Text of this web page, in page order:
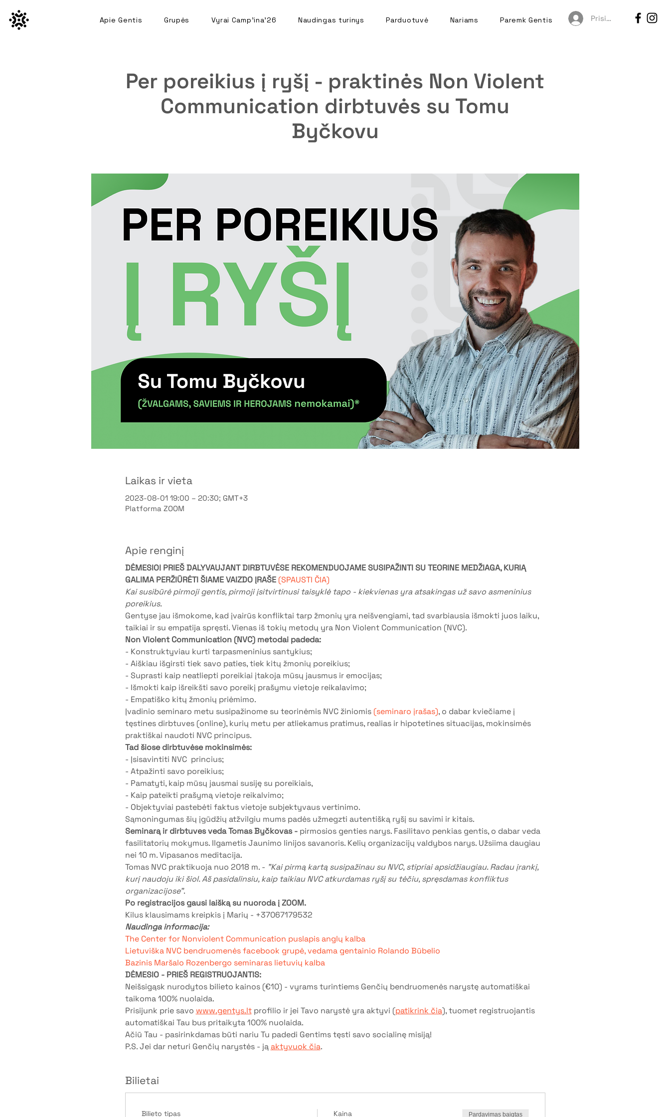
Prisijungti
Apie Gentis Grupės Vyrai Camp'ina'26 Naudingas turinys Parduotuvė Nariams Paremk Gentis
Per poreikius į ryšį - praktinės Non Violent
Communication dirbtuvės su Tomu
Byčkovu
Laikas ir vieta
2023-08-01 19:00 – 20:30; GMT+3
Platforma ZOOM
Apie renginį
DĖMESIO! PRIEŠ DALYVAUJANT DIRBTUVĖSE REKOMENDUOJAME SUSIPAŽINTI SU TEORINE MEDŽIAGA, KURIĄ
GALIMA PERŽIŪRĖTI ŠIAME VAIZDO ĮRAŠE (SPAUSTI ČIA)
Kai susibūrė pirmoji gentis, pirmoji įsitvirtinusi taisyklė tapo - kiekvienas yra atsakingas už savo asmeninius
poreikius.
Gentyse jau išmokome, kad įvairūs konfliktai tarp žmonių yra neišvengiami, tad svarbiausia išmokti juos laiku,
taikiai ir su empatija spręsti. Vienas iš tokių metodų yra Non Violent Communication (NVC).
Non Violent Communication (NVC) metodai padeda:
- Konstruktyviau kurti tarpasmeninius santykius;
- Aiškiau išgirsti tiek savo paties, tiek kitų žmonių poreikius;
- Suprasti kaip neatliepti poreikiai įtakoja mūsų jausmus ir emocijas;
- Išmokti kaip išreikšti savo poreikį prašymu vietoje reikalavimo;
- Empatiško kitų žmonių priėmimo.
Įvadinio seminaro metu susipažinome su teorinėmis NVC žiniomis (seminaro įrašas), o dabar kviečiame į
tęstines dirbtuves (online), kurių metu per atliekamus pratimus, realias ir hipotetines situacijas, mokinsimės
praktiškai naudoti NVC principus.
Tad šiose dirbtuvėse mokinsimės:
- Įsisavintiti NVC  princius;
- Atpažinti savo poreikius;
- Pamatyti, kaip mūsų jausmai susiję su poreikiais,
- Kaip pateikti prašymą vietoje reikalvimo;
- Objektyviai pastebėti faktus vietoje subjektyvaus vertinimo.
Sąmoningumas šių įgūdžių atžvilgiu mums padės užmegzti autentišką ryšį su savimi ir kitais.
Seminarą ir dirbtuves veda Tomas Byčkovas - pirmosios genties narys. Fasilitavo penkias gentis, o dabar veda
fasilitatorių mokymus. Ilgametis Jaunimo linijos savanoris. Kelių organizacijų valdybos narys. Užsiima daugiau
nei 10 m. Vipasanos meditacija.
Tomas NVC praktikuoja nuo 2018 m. - "Kai pirmą kartą susipažinau su NVC, stipriai apsidžiaugiau. Radau įrankį,
kurį naudoju iki šiol. Aš pasidalinsiu, kaip taikiau NVC atkurdamas ryšį su tėčiu, spręsdamas konfliktus
organizacijose".
Po registracijos gausi laišką su nuoroda į ZOOM.
Kilus klausimams kreipkis į Marių - +37067179532
Naudinga informacija:
The Center for Nonviolent Communication puslapis anglų kalba
Lietuviška NVC bendruomenės facebook grupė, vedama gentainio Rolando Būbelio
Bazinis Maršalo Rozenbergo seminaras lietuvių kalba
DĖMESIO - PRIEŠ REGISTRUOJANTIS:
Neišsigąsk nurodytos bilieto kainos (€10) - vyrams turintiems Genčių bendruomenės narystę automatiškai
taikoma 100% nuolaida.
Prisijunk prie savo www.gentys.lt profilio ir jei Tavo narystė yra aktyvi (patikrink čia), tuomet registruojantis
automatiškai Tau bus pritaikyta 100% nuolaida.
Ačiū Tau - pasirinkdamas būti nariu Tu padedi Gentims tęsti savo socialinę misiją!
P.S. Jei dar neturi Genčių narystės - ją aktyvuok čia.
Bilietai
Bilieto tipas Kaina Pardavimas baigtas